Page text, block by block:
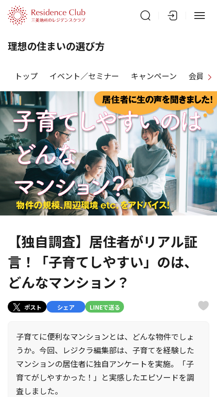
理想の住まいの選び方
トップ イベント／セミナー キャンペーン 会員特
【独自調査】居住者がリアル証
言！「子育てしやすい」のは、
どんなマンション？
ポスト シェア LINEで送る
子育てに便利なマンションとは、どんな物件でしょ
うか。今回、レジクラ編集部は、子育てを経験した
マンションの居住者に独自アンケートを実施。「子
育てがしやすかった！」と実感したエピソードを調
査しました。